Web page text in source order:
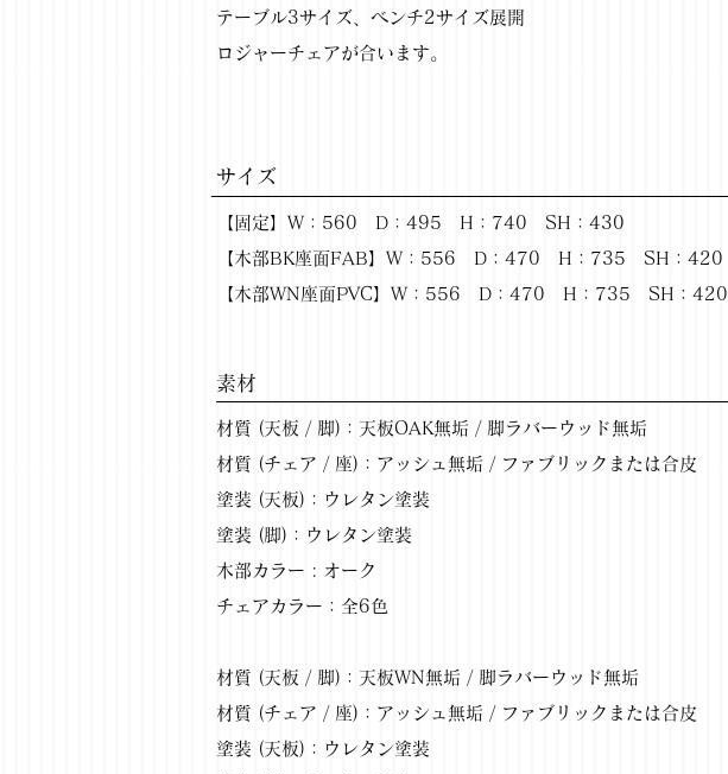
テーブル3サイズ、ベンチ2サイズ展開
ロジャーチェアが合います。
サイズ
【固定】W：560 D：495 H：740 SH：430
【木部BK座面FAB】W：556 D：470 H：735 SH：420
【木部WN座面PVC】W：556 D：470 H：735 SH：420
​素材
材質 (天板 / 脚)：天板OAK無垢 / 脚ラバーウッド無垢
材質 (チェア / 座)：アッシュ無垢 / ファブリックまたは合皮
塗装 (天板)：ウレタン塗装
塗装 (脚)：ウレタン塗装
木部カラー : オーク
チェアカラー：全6色
材質 (天板 / 脚)：天板WN無垢 / 脚ラバーウッド無垢
材質 (チェア / 座)：アッシュ無垢 / ファブリックまたは合皮
塗装 (天板)：ウレタン塗装